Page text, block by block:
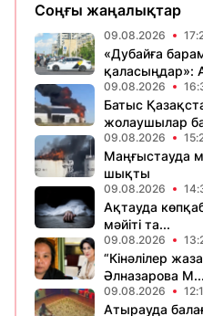
Соңғы жаңалықтар
09.08.2026
«Дубайға
қаласыңдар»:
09.08.2026
Батыс
жолаушылар
09.08.2026
Маңғыстауда
шықты
09.08.2026
Ақтауда
мәйіті та...
09.08.2026
“Кінәлілер
Әлназарова М...
09.08.2026
Атырауда